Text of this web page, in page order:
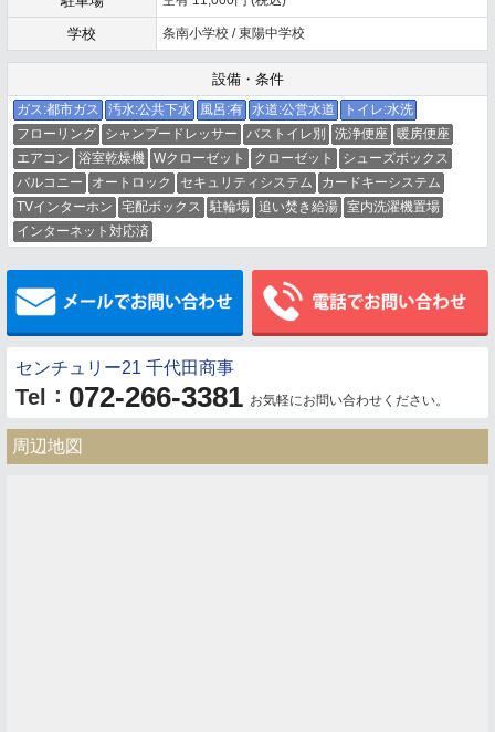
学校 条南小学校 / 東陽中学校
設備・条件
ガス:都市ガス 汚水:公共下水 風呂:有 水道:公営水道
トイレ:水洗
フローリング
シャンプードレッサー バストイレ別 洗浄便座 暖房便座
エアコン
浴室乾燥機 Wクローゼット クローゼット
シューズボックス
バルコニー
オートロック セキュリティシステム
カードキーシステム
TVインターホン
宅配ボックス 駐輪場 追い焚き給湯 室内洗濯機置場
インターネット対応済
メールでお問い合わせ
センチュリー21 千代田商事
Tel ： 072-266-3381 お気軽にお問い合わせください。
周辺地図